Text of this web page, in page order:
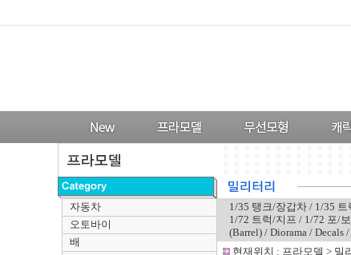
자동차
오토바이
배
1/35 탱크/장갑차 / 1/35 트
1/72 트럭/지프 / 1/72 포/
(Barrel) / Diorama / Decals /
현재위치 : 프라모델 > 밀